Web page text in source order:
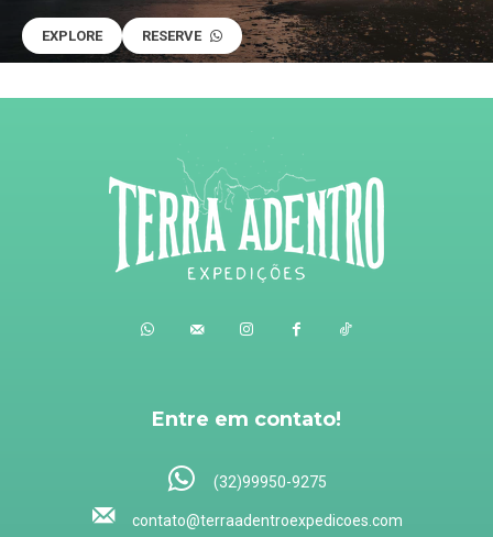
EXPLORE RESERVE
Entre em contato!
(32)99950-9275
contato@terraadentroexpedicoes.com